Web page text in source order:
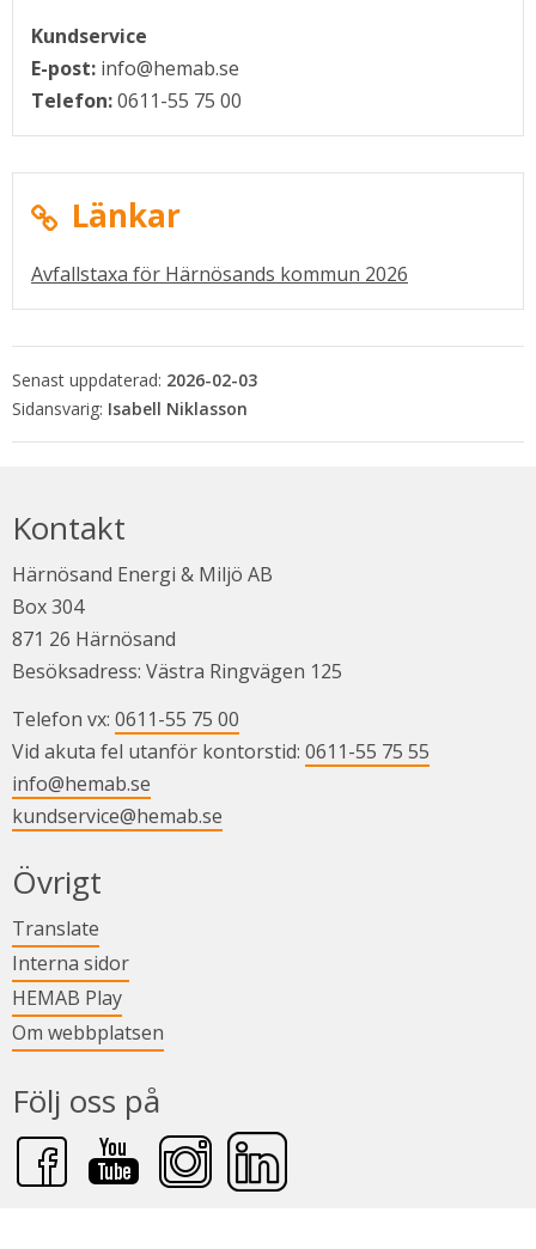
i nytt fönster.
Kundservice
E-post: info@hemab.se
Telefon:0611-55 75 00
Länkar
Avfallstaxa för Härnösands kommun 2026
Senast uppdaterad: 2026-02-03
Isabell Niklasson
Kontakt
Härnösand Energi & Miljö AB
Box 304
871 26 Härnösand
Besöksadress: Västra Ringvägen 125
Telefon vx: 0611-55 75 00
Vid akuta fel utanför kontorstid: 0611-55 75 55
info@hemab.se
kundservice@hemab.se
Övrigt
Translate
Interna sidorLänk till annan webbplats.
HEMAB PlayLänk till annan webbplats.
Om webbplatsen
Följ oss på